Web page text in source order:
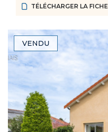
TÉLÉCHARGER LA FICHE
VENDU